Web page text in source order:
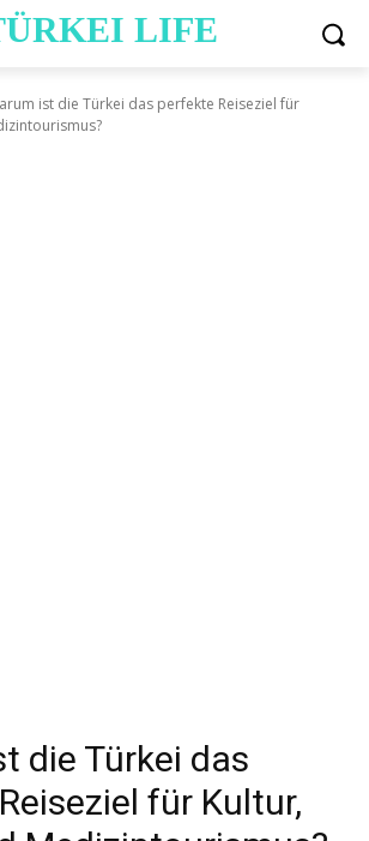
LIFE
ist die Türkei das perfekte Reiseziel für
die Türkei das
für Kultur,